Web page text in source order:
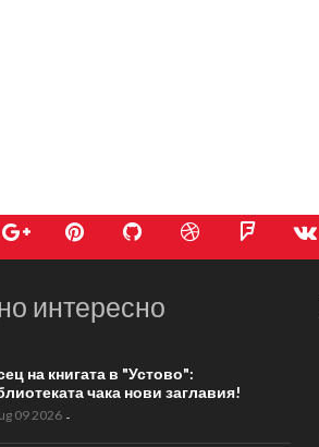
интересно
на книгата в "Устово":
чака нови заглавия!
09 2026 -